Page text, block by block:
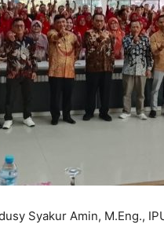
Syakur Amin, M.Eng.,